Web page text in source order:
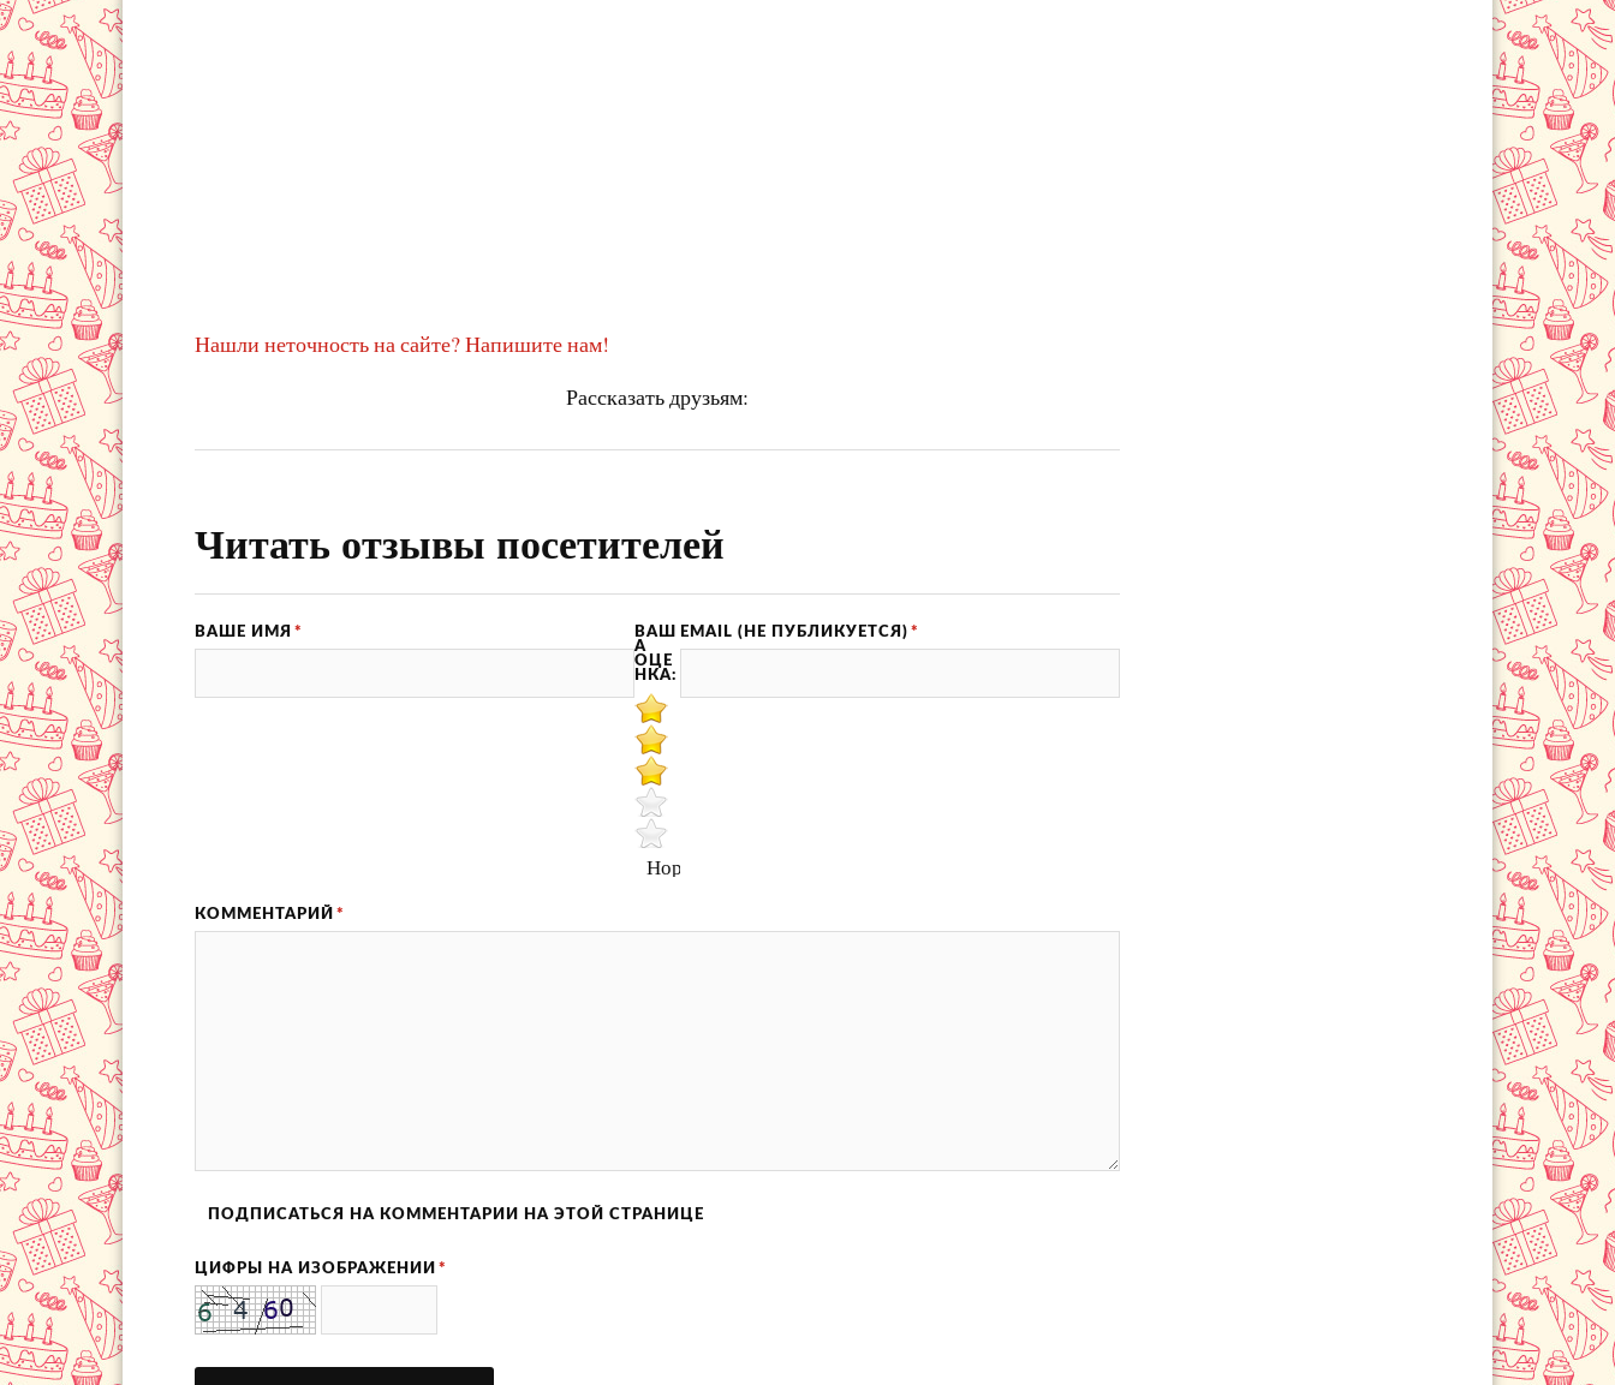
Нашли неточность на сайте? Напишите нам!
Рассказать друзьям:
Читать отзывы посетителей
ВАШЕ ИМЯ * EMAIL (НЕ ПУБЛИКУЕТСЯ) *
ВАШ
А
ОЦЕ
НКА:
Нормально
КОММЕНТАРИЙ *
ПОДПИСАТЬСЯ НА КОММЕНТАРИИ НА ЭТОЙ СТРАНИЦЕ
ЦИФРЫ НА ИЗОБРАЖЕНИИ *